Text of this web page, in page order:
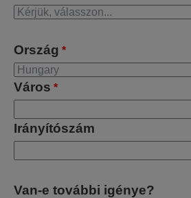
Ország *
Város *
Irányítószám
Van-e további igénye?